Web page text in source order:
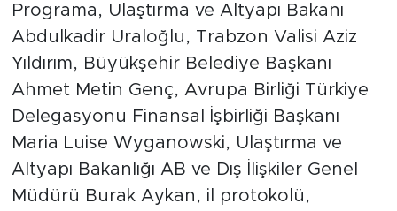
Programa, Ulaştırma ve Altyapı Bakanı
Abdulkadir Uraloğlu, Trabzon Valisi Aziz
Yıldırım, Büyükşehir Belediye Başkanı
Ahmet Metin Genç, Avrupa Birliği Türkiye
Delegasyonu Finansal İşbirliği Başkanı
Maria Luise Wyganowski, Ulaştırma ve
Altyapı Bakanlığı AB ve Dış İlişkiler Genel
Müdürü Burak Aykan, il protokolü,